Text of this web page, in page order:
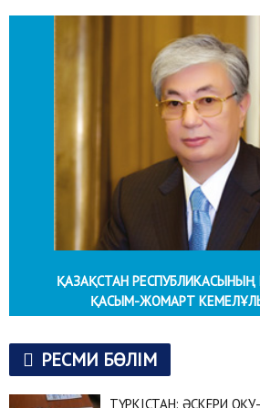
ҚАЗАҚСТАН РЕСПУБЛИКАСЫНЫҢ
ҚАСЫМ-ЖОМАРТ
РЕСМИ БӨЛІМ
ТҮРКІСТАН: ӘСКЕРИ